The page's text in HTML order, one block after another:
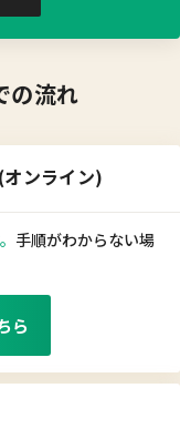
の流れ
ンライン)
手順がわからない場
ら